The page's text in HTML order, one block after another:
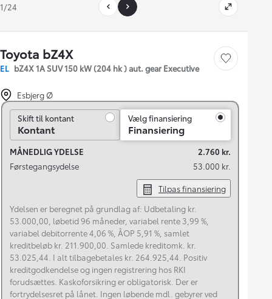
1/24
Toyota bZ4X
EL bZ4X 1A SUV 150 kW (204 hk ) aut. gear Executive
Gem bil
Esbjerg Ø
Skift til kontant
Skift til kontant
Kontant
Vælg finansiering
Finansiering
MÅNEDLIG YDELSE
2.760 kr.
Førstegangsydelse
53.000 kr.
Tilpas finansiering
Ydelsen er beregnet på grundlag af: Udbetaling kr.
53.000,00, løbetid 96 måneder, variabel rente 3,99 %,
variabel debitorrente 4,06 %, ÅOP 5,91 %, samlet
kreditbeløb kr. 211.900,00. Samlede kreditomk. kr.
53.025,44. I alt tilbagebetales kr. 264.925,44. Positiv
kreditgodkendelse og ingen registrering hos RKI
forudsættes. Kaskoforsikring er obligatorisk. Der er
fortrydelsesret på lånet. Ingen løbende mdl. gebyrer ved